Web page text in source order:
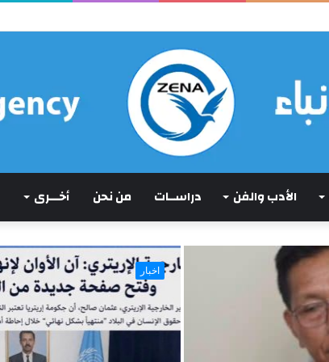
الأدب والفن دراســات من نحن أخـــرى
اخبار